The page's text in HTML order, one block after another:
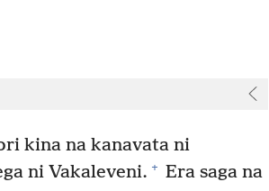
kina na kanavata ni
ni Vakaleveni. + Era saga na